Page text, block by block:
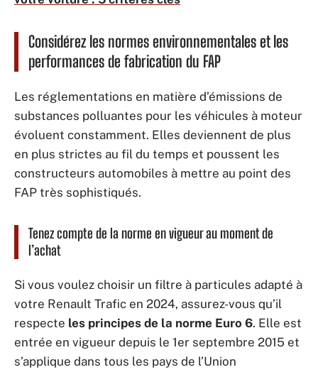
Considérez les normes environnementales et les
performances de fabrication du FAP
Les réglementations en matière d’émissions de
substances polluantes pour les véhicules à moteur
évoluent constamment. Elles deviennent de plus
en plus strictes au fil du temps et poussent les
constructeurs automobiles à mettre au point des
FAP très sophistiqués.
Tenez compte de la norme en vigueur au moment de
l’achat
Si vous voulez choisir un filtre à particules adapté à
votre Renault Trafic en 2024, assurez-vous qu’il
respecte les principes de la norme Euro 6. Elle est
entrée en vigueur depuis le 1er septembre 2015 et
s’applique dans tous les pays de l’Union